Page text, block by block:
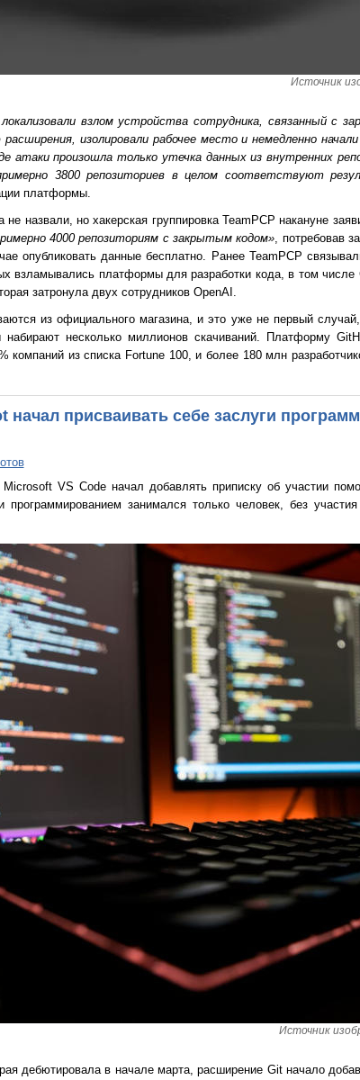
Источник
взлом устройства сотрудника, связанный с
изолировали рабочее место и немедленно
атаки произошла только утечка данных из внутренних
3800 репозиториев в целом соответствуют
платформы.
не назвали, но хакерская группировка TeamPCP накануне
4000 репозиториям с закрытым кодом», потребовав
опубликовать данные бесплатно. Ранее TeamPCP
взламывались платформы для разработки кода, в том
затронула двух сотрудников OpenAI.
из официального магазина, и это уже не первый
набирают несколько миллионов скачиваний. Платформу
компаний из списка Fortune 100, и более 180 млн
присваивать себе заслуги
Microsoft VS Code начал добавлять приписку об участии
занимался только человек, без
Источник
дебютировала в начале марта, расширение Git начало